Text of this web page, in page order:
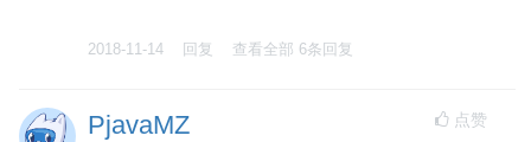
2018-11-14 回复 查看全部 6条回复
PjavaMZ 点赞